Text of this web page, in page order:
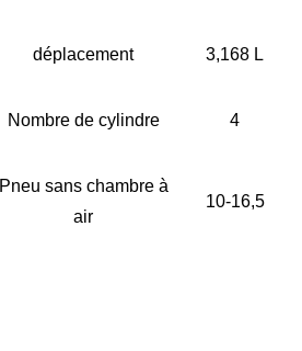
déplacement 3,168 L
Nombre de cylindre 4
Pneu sans chambre à
air
10-16,5